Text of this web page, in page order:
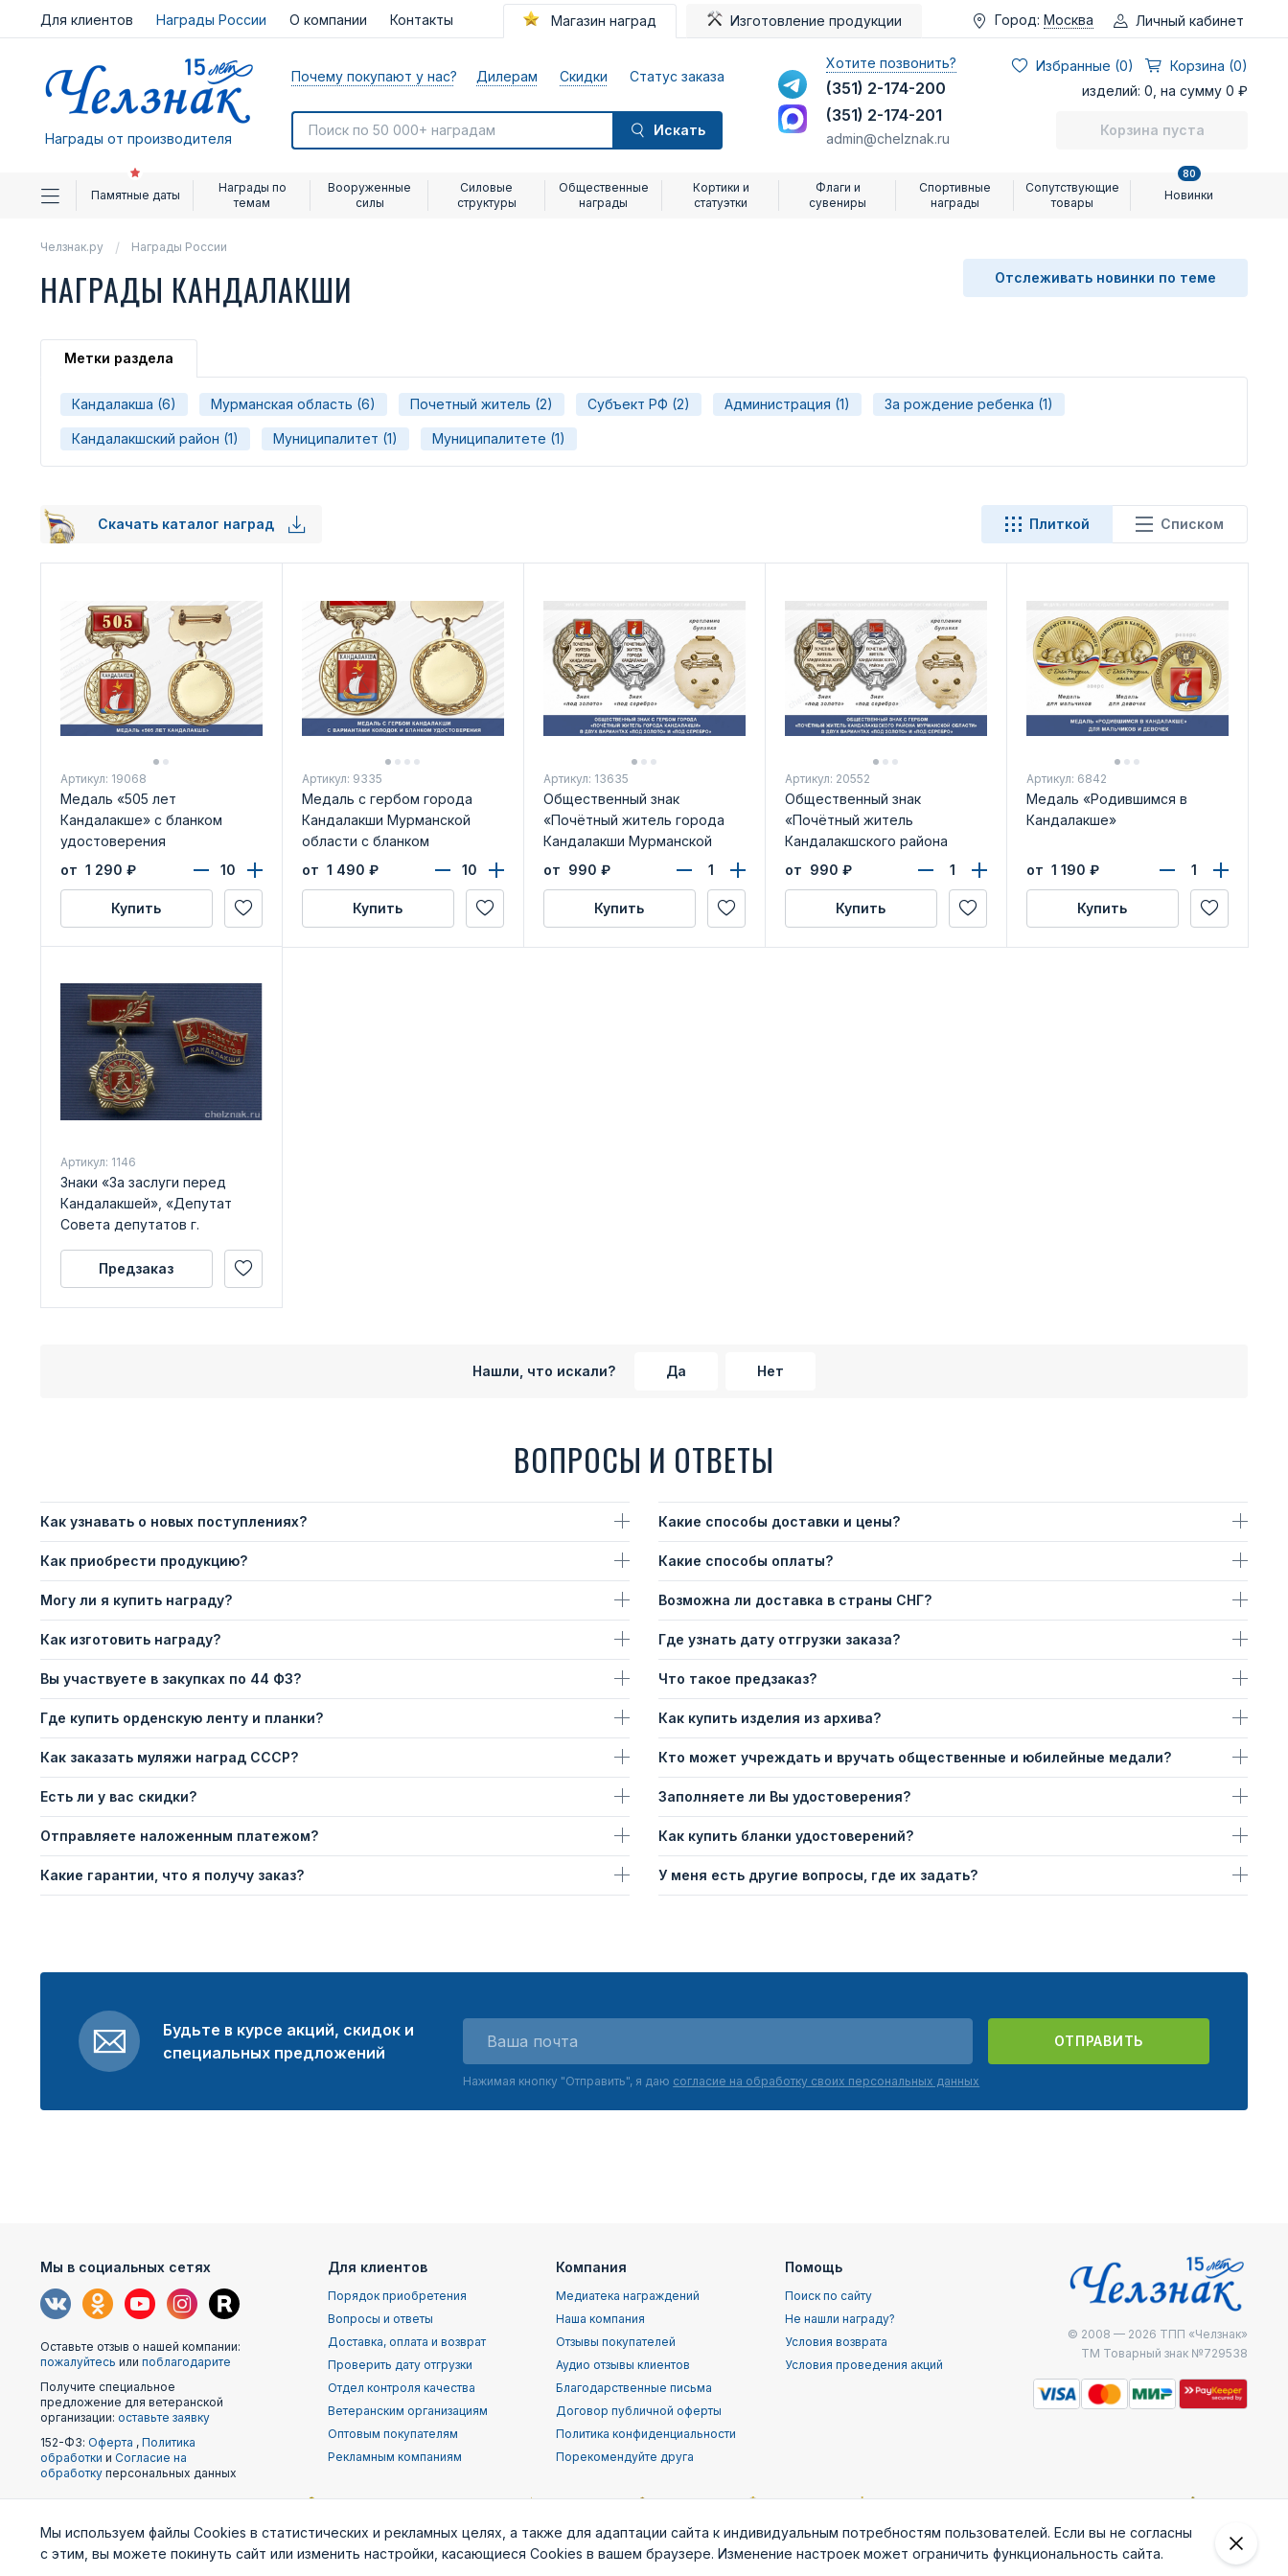
Для клиентов Награды России О компании Контакты Магазин наград Изготовление продукции Город: Москва Личный кабинет
Награды от производителя
Почему покупают у нас? Дилерам Скидки Статус заказа
Искать
Хотите позвонить?
(351) 2-174-200
(351) 2-174-201
admin@chelznak.ru
Избранные (0)
Корзина (0)
изделий: 0, на сумму 0 ₽
Корзина пуста
Памятные даты
Награды по
темам
Вооруженные
силы
Силовые
структуры
Общественные
награды
Кортики и
статуэтки
Флаги и
сувениры
Спортивные
награды
Сопутствующие
товары
Новинки
80
Челзнак.ру Награды России
НАГРАДЫ КАНДАЛАКШИ Отслеживать новинки по теме
Метки раздела
Кандалакша (6) Мурманская область (6) Почетный житель (2) Субъект РФ (2) Администрация (1) За рождение ребенка (1)
Кандалакшский район (1) Муниципалитет (1) Муниципалитете (1)
Скачать каталог наград Плиткой Списком
Артикул: 19068
Медаль «505 лет
Кандалакше» с бланком
удостоверения
от 1 290 ₽
Купить
Артикул: 9335
Медаль с гербом города
Кандалакши Мурманской
области с бланком
удостоверения
от 1 490 ₽
Купить
Артикул: 13635
Общественный знак
«Почётный житель города
Кандалакши Мурманской
области»
от 990 ₽
Купить
Артикул: 20552
Общественный знак
«Почётный житель
Кандалакшского района
Мурманской области»
от 990 ₽
Купить
Артикул: 6842
Медаль «Родившимся в
Кандалакше»
от 1 190 ₽
Купить
Артикул: 1146
Знаки «За заслуги перед
Кандалакшей», «Депутат
Совета депутатов г.
Предзаказ
Нашли, что искали? Да Нет
ВОПРОСЫ И ОТВЕТЫ
Как узнавать о новых поступлениях?
Как приобрести продукцию?
Могу ли я купить награду?
Как изготовить награду?
Вы участвуете в закупках по 44 ФЗ?
Где купить орденскую ленту и планки?
Как заказать муляжи наград СССР?
Есть ли у вас скидки?
Отправляете наложенным платежом?
Какие гарантии, что я получу заказ?
Какие способы доставки и цены?
Какие способы оплаты?
Возможна ли доставка в страны СНГ?
Где узнать дату отгрузки заказа?
Что такое предзаказ?
Как купить изделия из архива?
Кто может учреждать и вручать общественные и юбилейные медали?
Заполняете ли Вы удостоверения?
Как купить бланки удостоверений?
У меня есть другие вопросы, где их задать?
Будьте в курсе акций, скидок и
специальных предложений
ОТПРАВИТЬ
Нажимая кнопку "Отправить", я даю согласие на обработку своих персональных данных
Мы в социальных сетях
Оставьте отзыв о нашей компании:
пожалуйтесь или поблагодарите
Получите специальное
предложение для ветеранской
организации: оставьте заявку
152-ФЗ: Оферта , Политика
обработки и Согласие на
обработку персональных данных
Для клиентов
Порядок приобретения
Вопросы и ответы
Доставка, оплата и возврат
Проверить дату отгрузки
Отдел контроля качества
Ветеранским организациям
Оптовым покупателям
Рекламным компаниям
Компания
Медиатека награждений
Наша компания
Отзывы покупателей
Аудио отзывы клиентов
Благодарственные письма
Договор публичной оферты
Политика конфиденциальности
Порекомендуйте друга
Помощь
Поиск по сайту
Не нашли награду?
Условия возврата
Условия проведения акций
© 2008 — 2026 ТПП «Челзнак»
ТМ Товарный знак №729538
Наши
партнеры
Министерство
Генштаб ВС РФ
Военно-морской
Воздушно-
ВВС (ВКС) РФ
Пограничные
Служба внешней
Железнодоржные
Министерство
МЧС России
Мы используем файлы Cookies в статистических и рекламных целях, а также для адаптации сайта к индивидуальным потребностям пользователей. Если вы не согласны
с этим, вы можете покинуть сайт или изменить настройки, касающиеся Cookies в вашем браузере. Изменение настроек может ограничить функциональность сайта.